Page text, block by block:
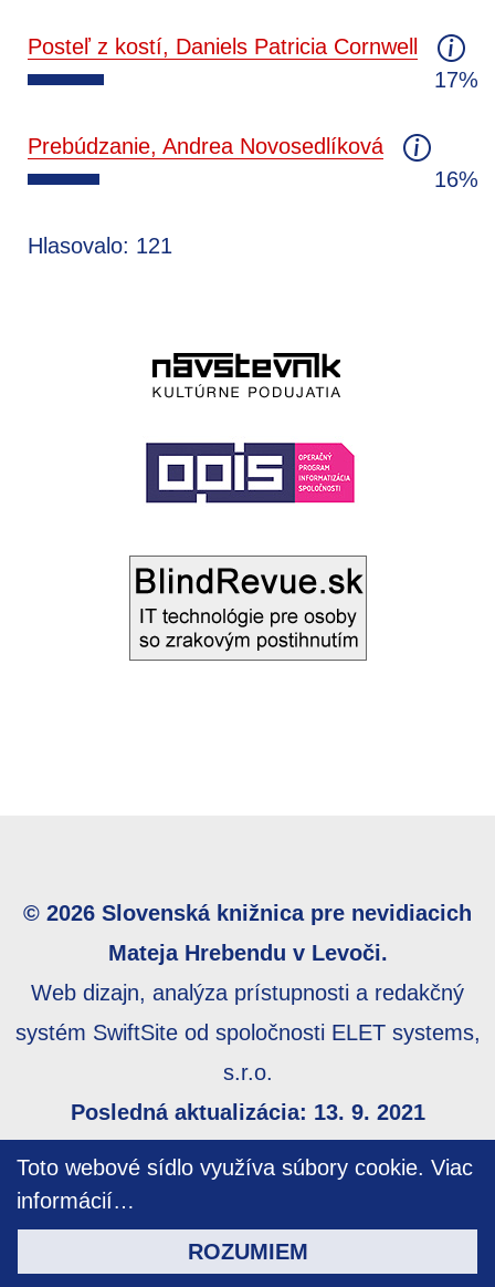
Toto webové sídlo využíva súbory cookie. Viac
informácií…
ROZUMIEM
Posteľ z kostí, Daniels Patricia Cornwell
17%
Prebúdzanie, Andrea Novosedlíková
16%
Hlasovalo: 121
© 2026 Slovenská knižnica pre nevidiacich
Mateja Hrebendu v Levoči.
Web dizajn, analýza prístupnosti a redakčný
systém SwiftSite od spoločnosti ELET systems,
s.r.o.
Posledná aktualizácia: 13. 9. 2021
prístupnosti